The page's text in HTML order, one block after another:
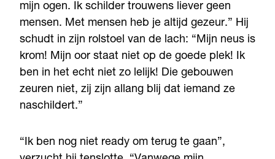
mijn ogen. Ik schilder trouwens liever geen
mensen. Met mensen heb je altijd gezeur.” Hij
schudt in zijn rolstoel van de lach: “Mijn neus is
krom! Mijn oor staat niet op de goede plek! Ik
ben in het echt niet zo lelijk! Die gebouwen
zeuren niet, zij zijn allang blij dat iemand ze
naschildert.”
“Ik ben nog niet ready om terug te gaan”,